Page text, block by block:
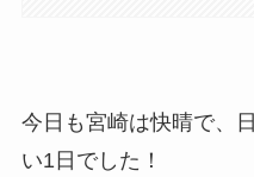
今日も宮崎は快晴で、
い1日でした！